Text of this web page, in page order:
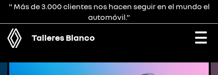
" Más de 3.000 clientes nos hacen seguir en el mundo el
automóvil."
Talleres Blanco